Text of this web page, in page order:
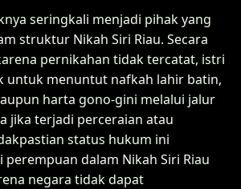
seringkali menjadi pihak yang
struktur Nikah Siri Riau. Secara
pernikahan tidak tercatat, istri
untuk menuntut nafkah lahir batin,
harta gono-gini melalui jalur
jika terjadi perceraian atau
status hukum ini
perempuan dalam Nikah Siri Riau
negara tidak dapat